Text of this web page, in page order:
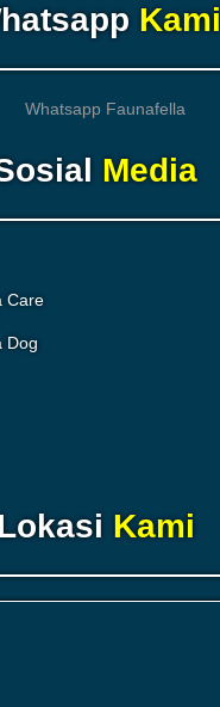
Kami
Media
Care
Dog
Kami